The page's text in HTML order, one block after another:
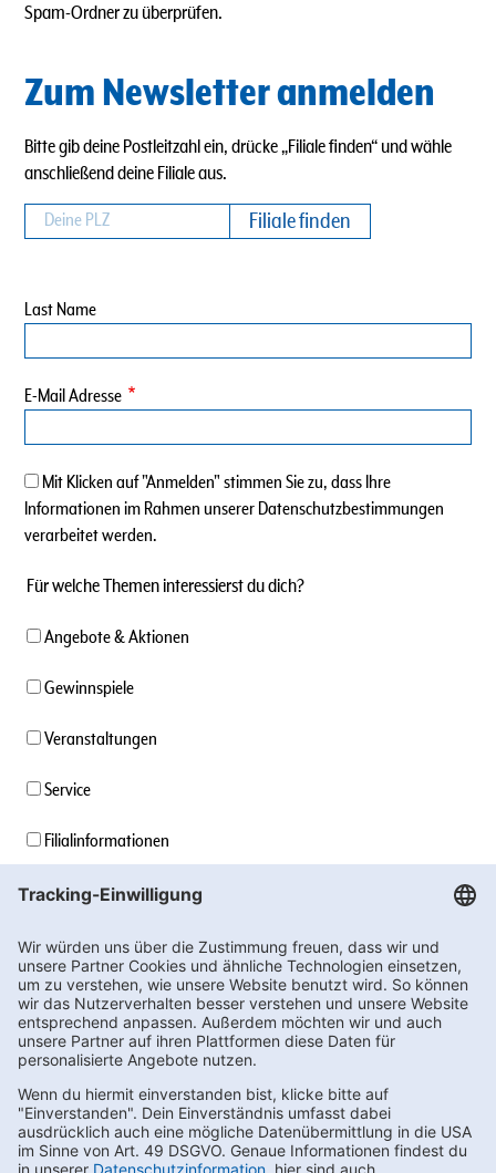
Spam-Ordner zu überprüfen.
Zum Newsletter anmelden
Bitte gib deine Postleitzahl ein, drücke „Filiale finden“ und wähle
anschließend deine Filiale aus.
E-Mail Adresse
Last Name
Mit Klicken auf "Anmelden" stimmen Sie zu, dass Ihre
Informationen im Rahmen unserer Datenschutzbestimmungen
verarbeitet werden.
Für welche Themen interessierst du dich?
Angebote & Aktionen
Gewinnspiele
Veranstaltungen
Service
Filialinformationen
Unternehmensinformationen
Stellenangebote
Soziales Engagement